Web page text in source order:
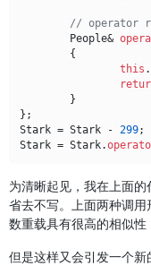
// operator
	People&
this
};
Stark = Stark - 299
Stark = Stark.
为清晰起见，我在上面
省去不写。上面两种调
数重载具有很高的相似性
但是这样又会引发一个